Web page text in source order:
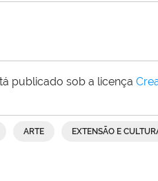
publicado sob a licença
ARTE EXTENSÃO E